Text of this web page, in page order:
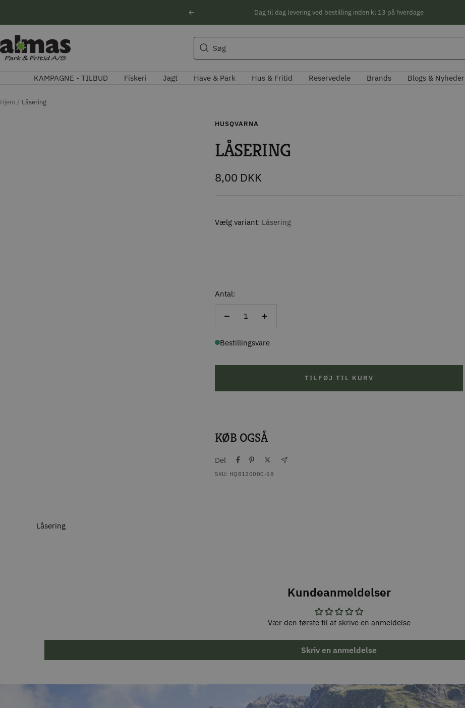
Forrige Dag til dag levering ved bestilling inden kl 13 på hverdage
Søg
Almas
Park
KAMPAGNE - TILBUD Fiskeri Jagt Have & Park Hus & Fritid Reservedele Brands Blogs & Nyheder
Hjem Låsering
HUSQVARNA
LÅSERING
Tilbudspris
8,00 DKK
Vælg variant Låsering
Antal:
Reducer
Forøg
Bestillingsvare
TILFØJ TIL KURV
KØB OGSÅ
Del
SKU: HQ8120000-58
Låsering
Kundeanmeldelser
Vær den første til at skrive en anmeldelse
Skriv en anmeldelse
Søgeforslag
Husqvarna motorsav
Kikkert
Natoptik